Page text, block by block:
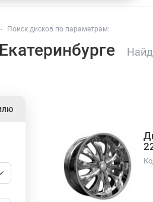
Поиск дисков по параметрам: